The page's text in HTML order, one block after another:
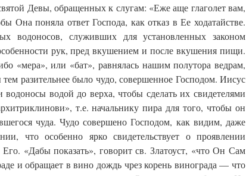
Девы, обращенных к слугам: «Еже аще глаголет вам,
Она поняла ответ Господа, как отказ в Ее ходатайстве.
водоносов, служивших для установленных законом
рук, пред вкушением и после вкушения пищи.
«мера», или «бат», равнялась нашим полутора ведрам,
разительнее было чудо, совершенное Господом. Иисус
водоносы водой до верха, чтобы сделать их свидетелями
т.е. начальнику пира для того, чтобы он
чуда. Чудо совершено Господом, как видим, даже
что особенно ярко свидетельствует о проявлении
«Дабы показать», говорит св. Златоуст, «что Он Сам
и обращает в вино дождь чрез корень винограда — что